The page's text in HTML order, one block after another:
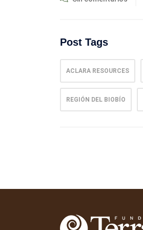
Post Tags
ACLARA RESOURCES
REGIÓN DEL BIOBÍO